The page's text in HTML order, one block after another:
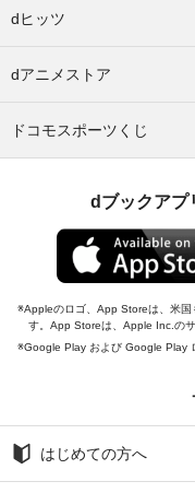
dヒッツ
dアニメストア
ドコモスポーツくじ
dブックアプ
Appleのロゴ、App Storeは、米
す。App Storeは、Apple Inc.のサ
Google Play および Google Play
はじめての方へ